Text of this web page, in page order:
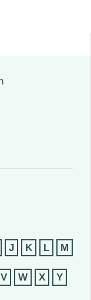
J K L M
V W X Y